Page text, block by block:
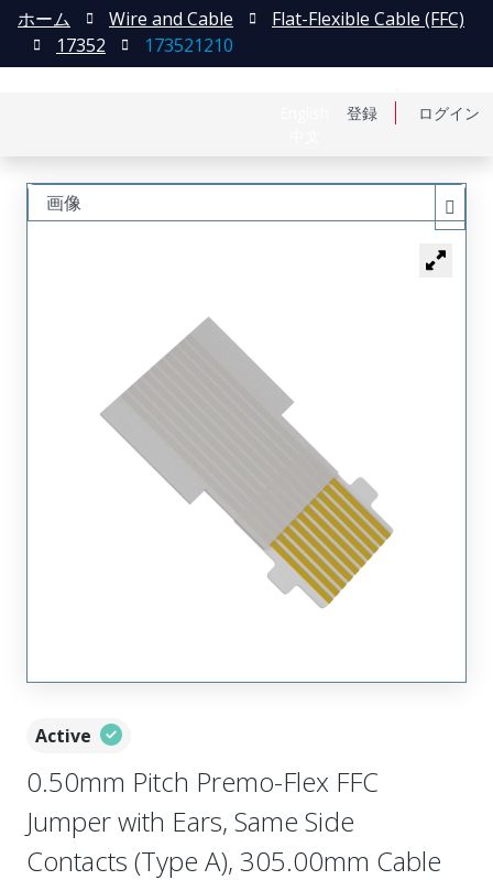
登録 ログイン
ホーム Wire and Cable
Flat-Flexible Cable (FFC)
17352
173521210
Active
0.50mm Pitch Premo-Flex FFC
Jumper with Ears, Same Side
Contacts (Type A), 305.00mm Cable
画像